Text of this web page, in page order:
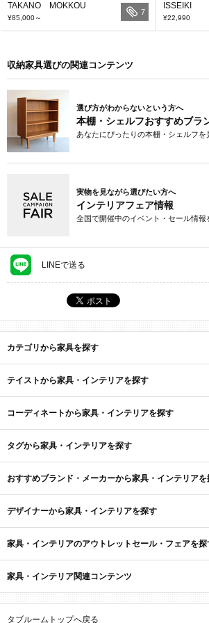
TAKANO MOKKOU
¥85,000～
7
ISSEIKI
¥22,990
収納家具選びの関連コンテンツ
選び方がわからないという方へ
本棚・シェルフおすすめブラ
あなたにぴったりの本棚・シェルフを
実物を見ながら選びたい方へ
インテリアフェア情報
全国で開催中のイベント・セール情報
LINEで送る
カテゴリから家具を探す
テイストから家具・インテリアを探す
コーディネートから家具・インテリアを探す
タグから家具・インテリアを探す
おすすめブランド・メーカーから家具・インテリアを
デザイナーから家具・インテリアを探す
家具・インテリアのアウトレットセール・フェアを探
家具・インテリア関連コンテンツ
タブルームトップへ戻る